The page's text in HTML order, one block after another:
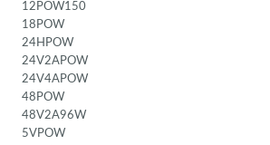
12POW150
18POW
24HPOW
24V2APOW
24V4APOW
48POW
48V2A96W
5VPOW